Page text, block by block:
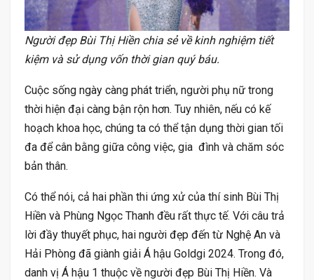
Người đẹp Bùi Thị Hiền chia sẻ về kinh nghiệm tiết
kiệm và sử dụng vốn thời gian quý báu.
Cuộc sống ngày càng phát triển, người phụ nữ trong
thời hiện đại càng bận rộn hơn. Tuy nhiên, nếu có kế
hoạch khoa học, chúng ta có thể tận dụng thời gian tối
đa để cân bằng giữa công việc, gia đình và chăm sóc
bản thân.
Có thể nói, cả hai phần thi ứng xử của thí sinh Bùi Thị
Hiền và Phùng Ngọc Thanh đều rất thực tế. Với câu trả
lời đầy thuyết phục, hai người đẹp đến từ Nghệ An và
Hải Phòng đã giành giải Á hậu Goldgi 2024. Trong đó,
danh vị Á hậu 1 thuộc về người đẹp Bùi Thị Hiền. Và